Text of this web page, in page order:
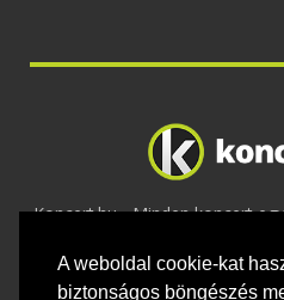
A weboldal cookie-kat
biztonságos böngészés
Koncert.hu - Minden koncert
2020 Adatvédelem-
feltételek-Webmaster-